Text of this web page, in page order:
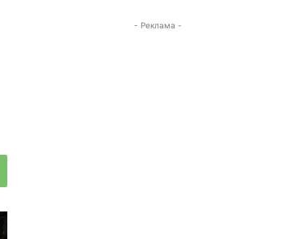
- Реклама -